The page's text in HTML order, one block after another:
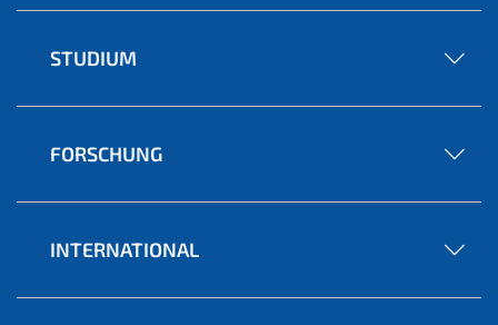
STUDIUM
FORSCHUNG
INTERNATIONAL